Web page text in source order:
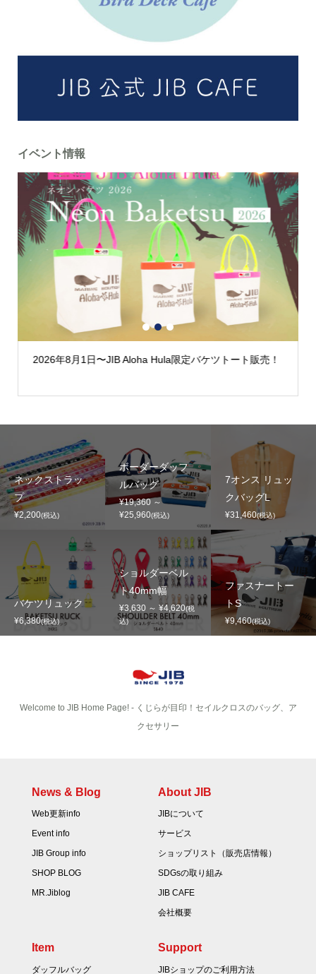
イベント情報
2026年8月1日〜JIB Aloha Hula限定バケツトート販売！
1 2 3
ネックストラッ
プ
¥2,200(税込)
ボーダーダッフ
ルバッグ
¥19,360 ～
¥25,960(税込)
7オンス リュッ
クバッグL
¥31,460(税込)
バケツリュック
¥6,380(税込)
ショルダーベル
ト40mm幅
¥3,630 ～ ¥4,620(税
込)
ファスナートー
トS
¥9,460(税込)
Welcome to JIB Home Page! ‐ くじらが目印！セイルクロスのバッグ、ア
クセサリー
News & Blog
Web更新info
Event info
JIB Group info
SHOP BLOG
MR.Jiblog
About JIB
JIBについて
サービス
ショップリスト（販売店情報）
SDGsの取り組み
JIB CAFE
会社概要
Item
ダッフルバッグ
Support
JIBショップのご利用方法